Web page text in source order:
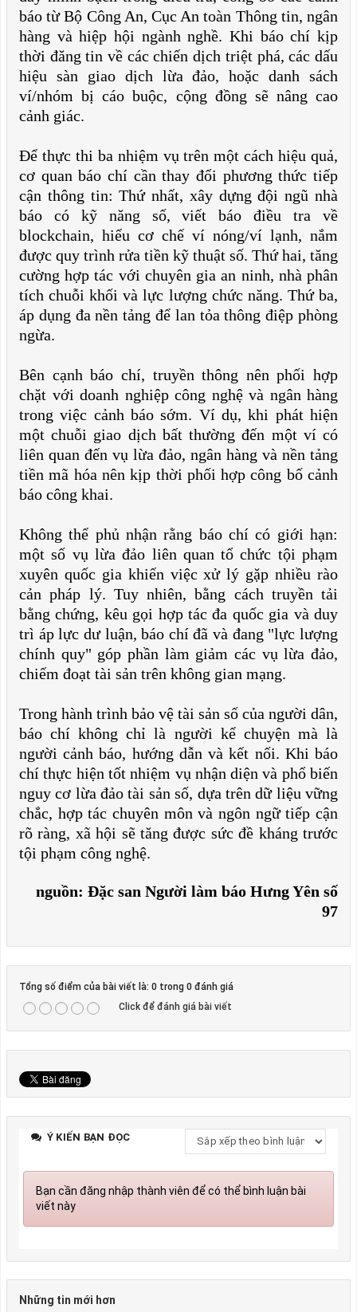
báo từ Bộ Công An, Cục An toàn Thông tin, ngân
hàng và hiệp hội ngành nghề. Khi báo chí kịp
thời đăng tin về các chiến dịch triệt phá, các dấu
hiệu sàn giao dịch lừa đảo, hoặc danh sách
ví/nhóm bị cáo buộc, cộng đồng sẽ nâng cao
cảnh giác.
Để thực thi ba nhiệm vụ trên một cách hiệu quả,
cơ quan báo chí cần thay đổi phương thức tiếp
cận thông tin: Thứ nhất, xây dựng đội ngũ nhà
báo có kỹ năng số, viết báo điều tra về
blockchain, hiểu cơ chế ví nóng/ví lạnh, nắm
được quy trình rửa tiền kỹ thuật số. Thứ hai, tăng
cường hợp tác với chuyên gia an ninh, nhà phân
tích chuỗi khối và lực lượng chức năng. Thứ ba,
áp dụng đa nền tảng để lan tỏa thông điệp phòng
ngừa.
Bên cạnh báo chí, truyền thông nên phối hợp
chặt với doanh nghiệp công nghệ và ngân hàng
trong việc cảnh báo sớm. Ví dụ, khi phát hiện
một chuỗi giao dịch bất thường đến một ví có
liên quan đến vụ lừa đảo, ngân hàng và nền tảng
tiền mã hóa nên kịp thời phối hợp công bố cảnh
báo công khai.
Không thể phủ nhận rằng báo chí có giới hạn:
một số vụ lừa đảo liên quan tổ chức tội phạm
xuyên quốc gia khiến việc xử lý gặp nhiều rào
cản pháp lý. Tuy nhiên, bằng cách truyền tải
bằng chứng, kêu gọi hợp tác đa quốc gia và duy
trì áp lực dư luận, báo chí đã và đang "lực lượng
chính quy" góp phần làm giảm các vụ lừa đảo,
chiếm đoạt tài sản trên không gian mạng.
Trong hành trình bảo vệ tài sản số của người dân,
báo chí không chỉ là người kể chuyện mà là
người cảnh báo, hướng dẫn và kết nối. Khi báo
chí thực hiện tốt nhiệm vụ nhận diện và phổ biến
nguy cơ lừa đảo tài sản số, dựa trên dữ liệu vững
chắc, hợp tác chuyên môn và ngôn ngữ tiếp cận
rõ ràng, xã hội sẽ tăng được sức đề kháng trước
tội phạm công nghệ.
nguồn: Đặc san Người làm báo Hưng Yên số
97
Tổng số điểm của bài viết là: 0 trong 0 đánh giá
Click để đánh giá bài viết
Ý KIẾN BẠN ĐỌC
Bạn cần đăng nhập thành viên để có thể bình luận bài
viết này
Những tin mới hơn